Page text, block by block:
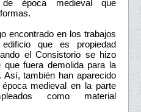
época medieval que
encontrado en los trabajos
que es propiedad
el Consistorio se hizo
fuera demolida para la
también han aparecido
medieval en la parte
como material